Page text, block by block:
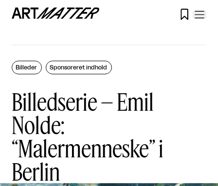

Billedserie – Emil
Nolde:
“Malermenneske” i
Berlin
Billeder Sponsoreret indhold